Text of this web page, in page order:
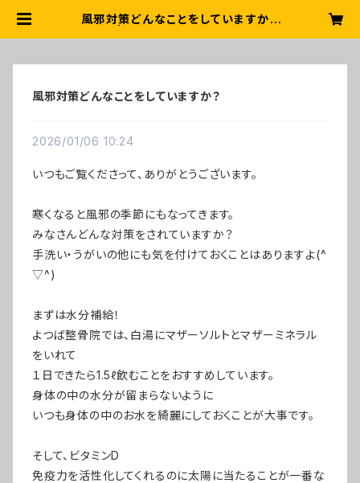
風邪対策どんなことをしていますか？
風邪対策どんなことをしていますか？
2026/01/06 10:24
いつもご覧くださって、ありがとうございます。
寒くなると風邪の季節にもなってきます。
みなさんどんな対策をされていますか？
手洗い・うがいの他にも気を付けておくことはありますよ(^
▽^)
まずは水分補給！
よつば整骨院では、白湯にマザーソルトとマザーミネラル
をいれて
１日できたら1.5ℓ飲むことをおすすめしています。
身体の中の水分が留まらないように
いつも身体の中のお水を綺麗にしておくことが大事です。
そして、ビタミンD
免疫力を活性化してくれるのに太陽に当たることが一番な